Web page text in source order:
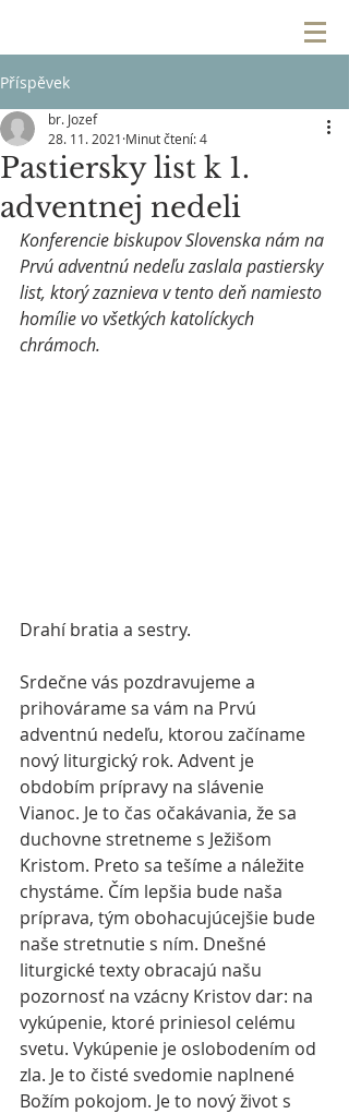
Příspěvek
Pastiersky list k 1.
adventnej nedeli
br. Jozef
28. 11. 2021 Minut čtení: 4
Konferencie biskupov Slovenska nám na
Prvú adventnú nedeľu zaslala pastiersky
list, ktorý zaznieva v tento deň namiesto
homílie vo všetkých katolíckych
chrámoch.
Drahí bratia a sestry.
Srdečne vás pozdravujeme a
prihovárame sa vám na Prvú
adventnú nedeľu, ktorou začíname
nový liturgický rok. Advent je
obdobím prípravy na slávenie
Vianoc. Je to čas očakávania, že sa
duchovne stretneme s Ježišom
Kristom. Preto sa tešíme a náležite
chystáme. Čím lepšia bude naša
príprava, tým obohacujúcejšie bude
naše stretnutie s ním. Dnešné
liturgické texty obracajú našu
pozornosť na vzácny Kristov dar: na
vykúpenie, ktoré priniesol celému
svetu. Vykúpenie je oslobodením od
zla. Je to čisté svedomie naplnené
Božím pokojom. Je to nový život s